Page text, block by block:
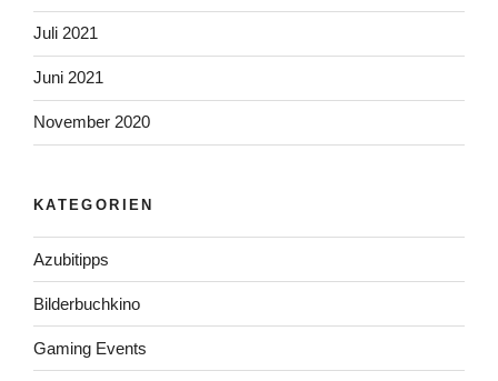
Juli 2021
Juni 2021
November 2020
KATEGORIEN
Azubitipps
Bilderbuchkino
Gaming Events